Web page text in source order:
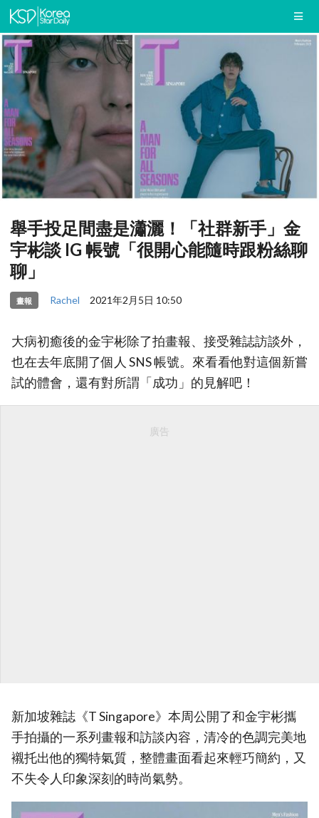
舉手投足間盡是瀟灑！「社群新手」金
宇彬談 IG 帳號「很開心能隨時跟粉絲聊
聊」
畫報 Rachel 2021年2月5日 10:50
大病初癒後的金宇彬除了拍畫報、接受雜誌訪談外，
也在去年底開了個人 SNS 帳號。來看看他對這個新嘗
試的體會，還有對所謂「成功」的見解吧！
廣告
新加坡雜誌《T Singapore》本周公開了和金宇彬攜
手拍攝的一系列畫報和訪談內容，清冷的色調完美地
襯托出他的獨特氣質，整體畫面看起來輕巧簡約，又
不失令人印象深刻的時尚氣勢。